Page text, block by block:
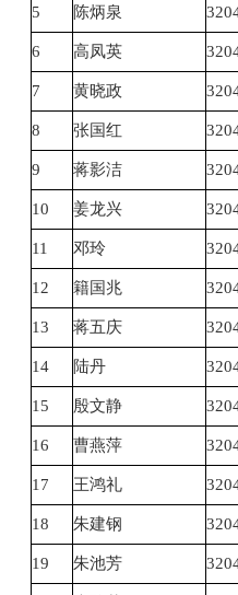
5 陈炳泉
6 高凤英
7 黄晓政
8 张国红
9 蒋影洁
10 姜龙兴
11 邓玲
12 籍国兆
13 蒋五庆
14 陆丹
15 殷文静
16 曹燕萍
17 王鸿礼
18 朱建钢
19 朱池芳